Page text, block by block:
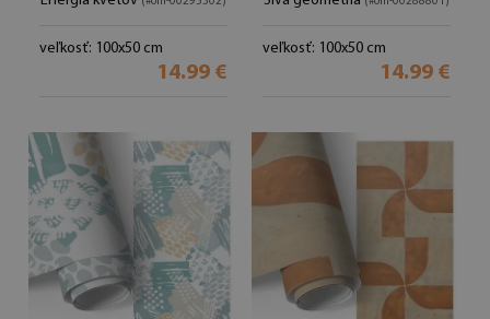
veľkosť: 100x50 cm
14.99 €
veľkosť: 100x50 cm
14.99 €